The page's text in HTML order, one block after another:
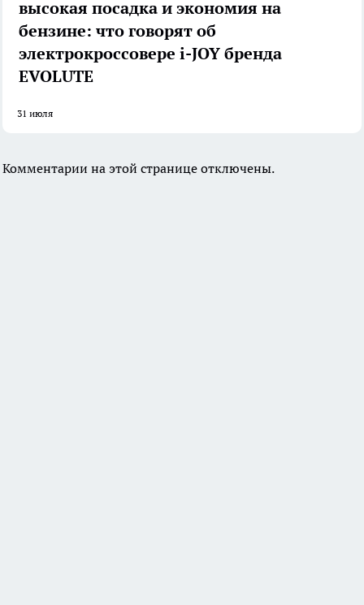
высокая посадка и экономия на
бензине: что говорят об
электрокроссовере i-JOY бренда
EVOLUTE
31 июля
Комментарии на этой странице отключены.